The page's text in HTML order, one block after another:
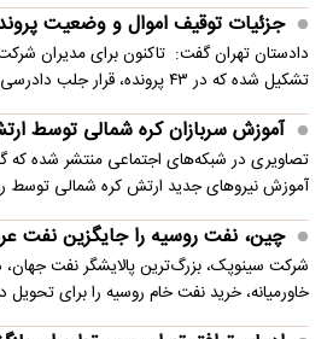
جزئیات توقیف اموال و وضعیت
تشکیل شده که در ۴۳ پرونده، قرار جلب دادرسی صادر شده اس…
آموزش سربازان کره شمالی توسط
تصاویری در شبکه‌های اجتماعی منتشر شده که
آموزش نیروهای جدید ارتش کره شمالی
چین، نفت روسیه را جایگزین نفت
شرکت سینوپک، بزرگ‌ترین پالایشگر نفت
خاورمیانه، خرید نفت خام روسیه را برای تحویل